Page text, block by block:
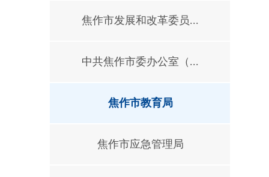
焦作市发展和改革委员...
中共焦作市委办公室（...
焦作市教育局
焦作市应急管理局